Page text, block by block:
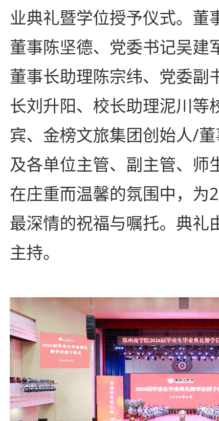
业典礼暨学位授予仪式。董
董事陈坚德、党委书记吴建
董事长助理陈宗纬、党委副
长刘升阳、校长助理泥川等
宾、金榜文旅集团创始人/
及各单位主管、副主管、师
在庄重而温馨的氛围中，为
最深情的祝福与嘱托。典礼
主持。